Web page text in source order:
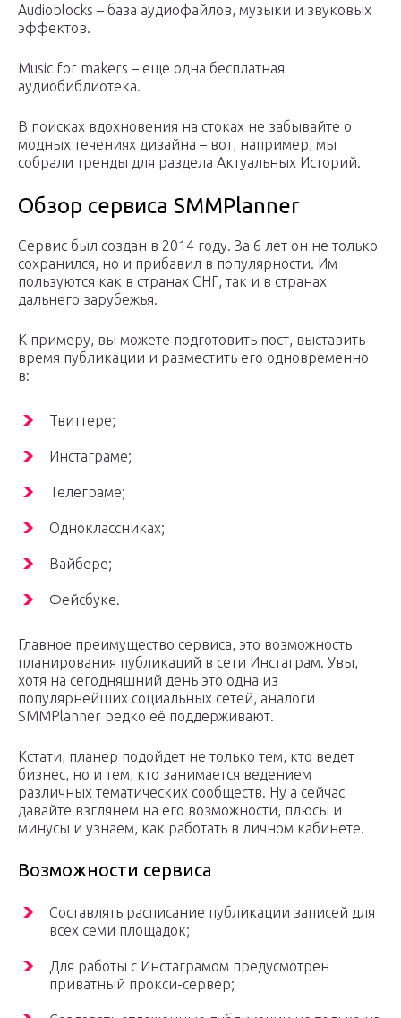
Audioblocks – база аудиофайлов, музыки и звуковых
эффектов.
Music for makers – еще одна бесплатная
аудиобиблиотека.
В поисках вдохновения на стоках не забывайте о
модных течениях дизайна – вот, например, мы
собрали тренды для раздела Актуальных Историй.
Обзор сервиса SMMPlanner
Сервис был создан в 2014 году. За 6 лет он не только
сохранился, но и прибавил в популярности. Им
пользуются как в странах СНГ, так и в странах
дальнего зарубежья.
К примеру, вы можете подготовить пост, выставить
время публикации и разместить его одновременно
в:
Твиттере;
Инстаграме;
Телеграме;
Одноклассниках;
Вайбере;
Фейсбуке.
Главное преимущество сервиса, это возможность
планирования публикаций в сети Инстаграм. Увы,
хотя на сегодняшний день это одна из
популярнейших социальных сетей, аналоги
SMMPlanner редко её поддерживают.
Кстати, планер подойдет не только тем, кто ведет
бизнес, но и тем, кто занимается ведением
различных тематических сообществ. Ну а сейчас
давайте взглянем на его возможности, плюсы и
минусы и узнаем, как работать в личном кабинете.
Возможности сервиса
Составлять расписание публикации записей для
всех семи площадок;
Для работы с Инстаграмом предусмотрен
приватный прокси-сервер;